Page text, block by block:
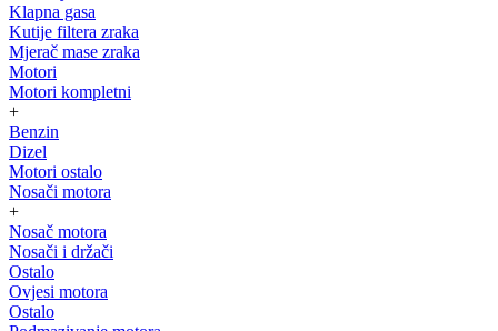
Klapna gasa
Kutije filtera zraka
Mjerač mase zraka
Motori
Motori kompletni
+
Benzin
Dizel
Motori ostalo
Nosači motora
+
Nosač motora
Nosači i držači
Ostalo
Ovjesi motora
Ostalo